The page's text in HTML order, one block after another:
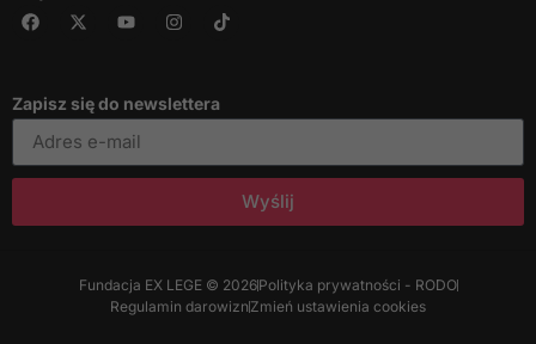
Zapisz się do newslettera
Wyślij
Fundacja EX LEGE © 2026Polityka prywatności - RODO
Regulamin darowizn Zmień ustawienia cookies